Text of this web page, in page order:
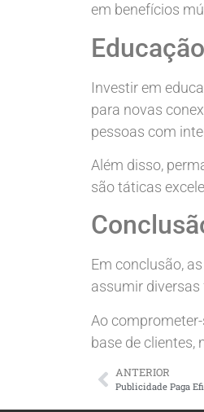
em benefícios
Investir em
para novas
pessoas com
Além disso,
são táticas
Em conclusão,
assumir
Ao
base de clientes,
ANTERIOR